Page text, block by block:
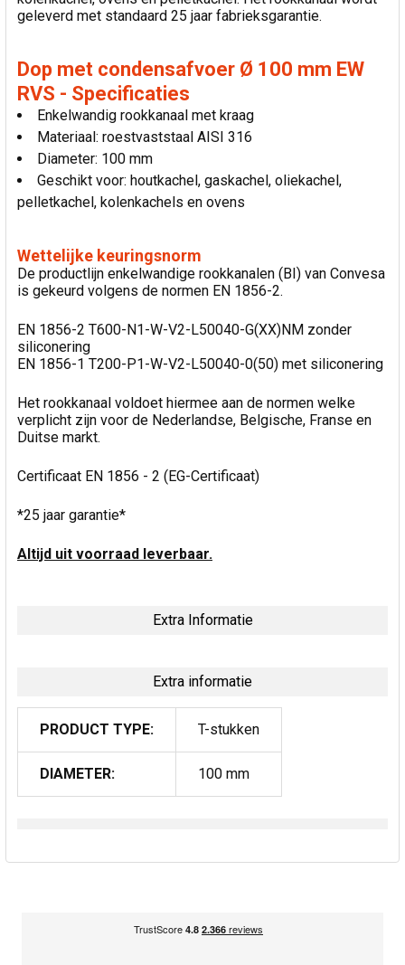
geleverd met standaard 25 jaar fabrieksgarantie.
Dop met condensafvoer Ø 100 mm EW
RVS - Specificaties
Enkelwandig rookkanaal met kraag
Materiaal: roestvaststaal AISI 316
Diameter: 100 mm
Geschikt voor: houtkachel, gaskachel, oliekachel,
pelletkachel, kolenkachels en ovens
Wettelijke keuringsnorm
De productlijn enkelwandige rookkanalen (BI) van Convesa
is gekeurd volgens de normen EN 1856-2.
EN 1856-2 T600-N1-W-V2-L50040-G(XX)NM zonder
siliconering
EN 1856-1 T200-P1-W-V2-L50040-0(50) met siliconering
Het rookkanaal voldoet hiermee aan de normen welke
verplicht zijn voor de Nederlandse, Belgische, Franse en
Duitse markt.
Certificaat EN 1856 - 2 (EG-Certificaat)
*25 jaar garantie*
Altijd uit voorraad leverbaar.
Extra Informatie
Extra informatie
PRODUCT TYPE: T-stukken
DIAMETER: 100 mm